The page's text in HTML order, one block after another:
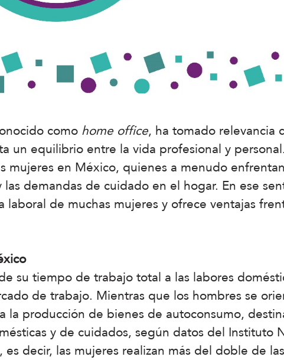
como home office, ha tomado relevancia
un equilibrio entre la vida profesional y
mujeres en México, quienes a menudo
demandas de cuidado en el hogar. En ese
de muchas mujeres y ofrece ventajas
su tiempo de trabajo total a las labores
de trabajo. Mientras que los hombres se
la producción de bienes de autoconsumo,
y de cuidados, según datos del Instituto
decir, las mujeres realizan más del doble de las